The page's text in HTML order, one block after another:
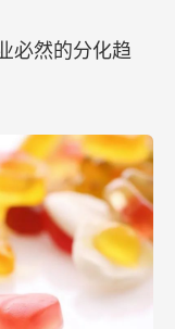
必然的分化趋